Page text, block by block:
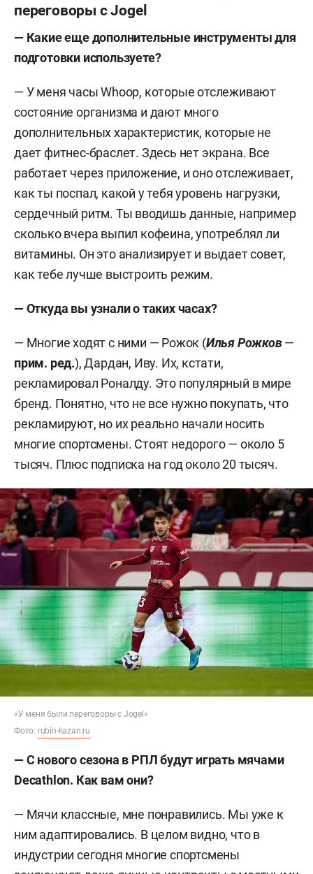
переговоры с Jogel
— Какие еще дополнительные инструменты для
подготовки используете?
— У меня часы Whoop, которые отслеживают
состояние организма и дают много
дополнительных характеристик, которые не
дает фитнес-браслет. Здесь нет экрана. Все
работает через приложение, и оно отслеживает,
как ты поспал, какой у тебя уровень нагрузки,
сердечный ритм. Ты вводишь данные, например
сколько вчера выпил кофеина, употреблял ли
витамины. Он это анализирует и выдает совет,
как тебе лучше выстроить режим.
— Откуда вы узнали о таких часах?
— Многие ходят с ними — Рожок (ИльяРожков —
прим. ред.), Дардан, Иву. Их, кстати,
рекламировал Роналду. Это популярный в мире
бренд. Понятно, что не все нужно покупать, что
рекламируют, но их реально начали носить
многие спортсмены. Стоят недорого — около 5
тысяч. Плюс подписка на год около 20 тысяч.
«У меня были переговоры с Jogel»
Фото: rubin-kazan.ru
— С нового сезона в РПЛ будут играть мячами
Decathlon. Как вам они?
— Мячи классные, мне понравились. Мы уже к
ним адаптировались. В целом видно, что в
индустрии сегодня многие спортсмены